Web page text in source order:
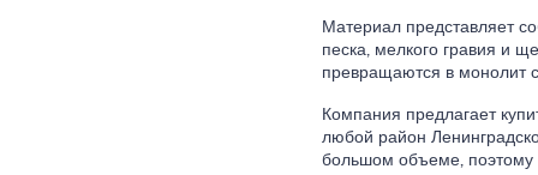
Материал представляет
песка, мелкого гравия и
превращаются в монолит с
Компания предлагает
любой район
большом объеме, поэтому